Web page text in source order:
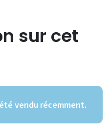
sur cet
vendu récemment.